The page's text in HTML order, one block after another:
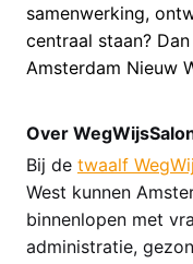
samenwerking,
centraal staan?
Amsterdam Nieuw
Over
Bij de twaalf
West kunnen
binnenlopen met
administratie,